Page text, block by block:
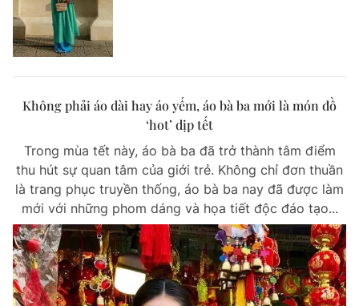
Không phải áo dài hay áo yếm, áo bà ba mới là món đồ
‘hot’ dịp tết
Trong mùa tết này, áo bà ba đã trở thành tâm điểm
thu hút sự quan tâm của giới trẻ. Không chỉ đơn thuần
là trang phục truyền thống, áo bà ba nay đã được làm
mới với những phom dáng và họa tiết độc đáo tạo...